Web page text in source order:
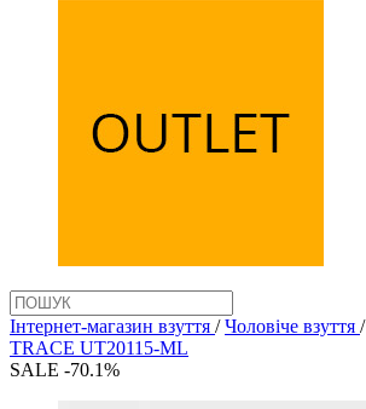
Інтернет-магазин взуття / Чоловіче взуття /
TRACE UT20115-ML
SALE -70.1%